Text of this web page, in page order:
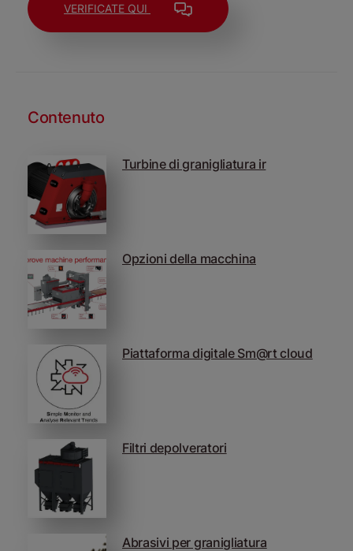
VERIFICATE QUI
Contenuto
Turbine di granigliatura ir
Opzioni della macchina
Piattaforma digitale Sm@rt cloud
Filtri depolveratori
Abrasivi per granigliatura